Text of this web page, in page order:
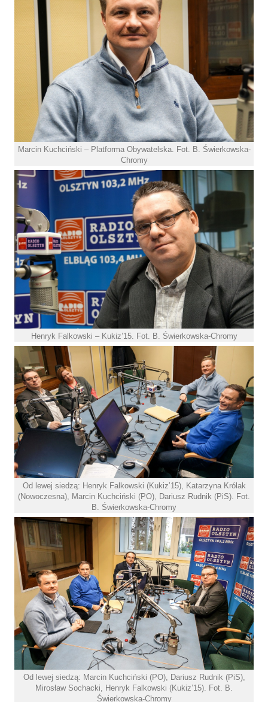
Marcin Kuchciński – Platforma Obywatelska. Fot. B. Świerkowska-
Chromy
Henryk Falkowski – Kukiz’15. Fot. B. Świerkowska-Chromy
Od lewej siedzą: Henryk Falkowski (Kukiz’15), Katarzyna Królak
(Nowoczesna), Marcin Kuchciński (PO), Dariusz Rudnik (PiS). Fot.
B. Świerkowska-Chromy
Od lewej siedzą: Marcin Kuchciński (PO), Dariusz Rudnik (PiS),
Mirosław Sochacki, Henryk Falkowski (Kukiz’15). Fot. B.
Świerkowska-Chromy